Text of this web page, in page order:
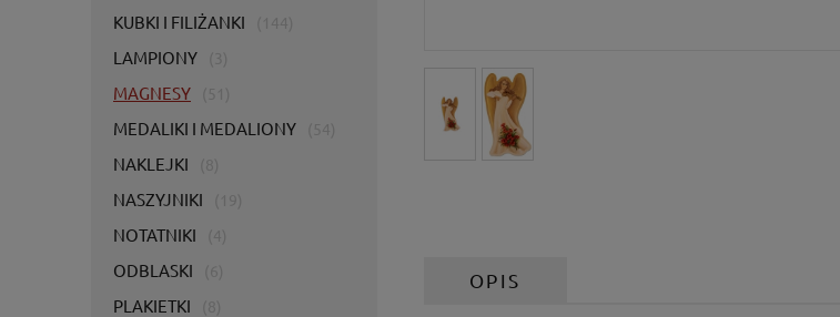
KUBKI I FILIŻANKI
LAMPIONY
MAGNESY
MEDALIKI I MEDALIONY
NAKLEJKI
NASZYJNIKI
NOTATNIKI
ODBLASKI
PLAKIETKI
OPIS